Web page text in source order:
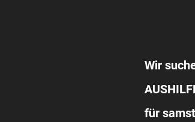
Wir
für